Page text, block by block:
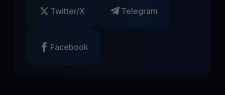
Twitter/X Telegram
Facebook